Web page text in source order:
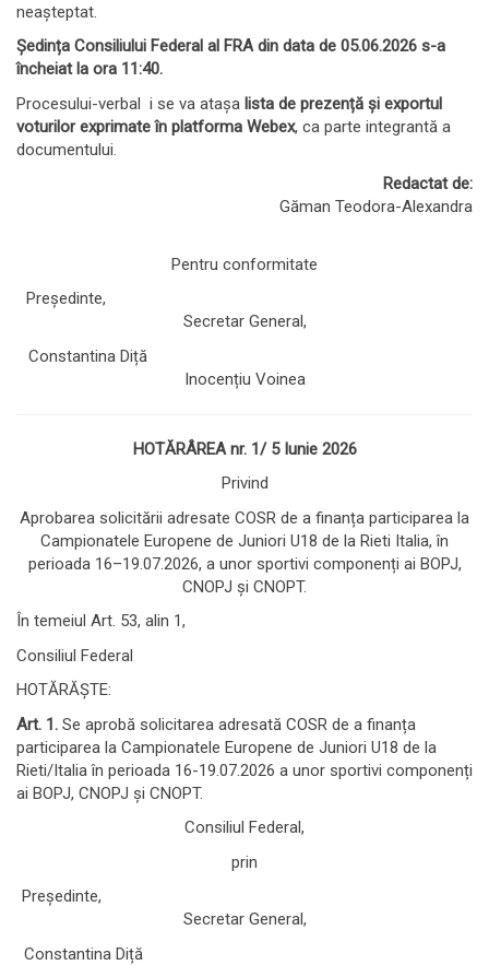
neașteptat.
Ședința Consiliului Federal al FRA din data de 05.06.2026 s-a
încheiat la ora 11:40.
Procesului-verbal i se va atașa lista de prezență și exportul
voturilor exprimate în platforma Webex, ca parte integrantă a
documentului.
Redactat de:
Găman Teodora-Alexandra
Pentru conformitate
Președinte,
Secretar General,
Constantina Diță
Inocențiu Voinea
HOTĂRÂREAnr. 1/ 5 Iunie 2026
Privind
Aprobarea solicitării adresate COSR de a finanța participarea la
Campionatele Europene de Juniori U18 de la Rieti Italia, în
perioada 16–19.07.2026, a unor sportivi componenți ai BOPJ,
CNOPJ și CNOPT.
În temeiul Art. 53, alin 1,
Consiliul Federal
HOTĂRĂȘTE:
Art. 1. Se aprobă solicitarea adresată COSR de a finanța
participarea la Campionatele Europene de Juniori U18 de la
Rieti/Italia în perioada 16-19.07.2026 a unor sportivi componenți
ai BOPJ, CNOPJ și CNOPT.
Consiliul Federal,
prin
Președinte,
Secretar General,
Constantina Diță